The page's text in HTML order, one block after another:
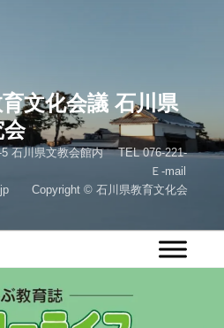
文化会議 石川県
会
5 石川県文教会館内 TEL 076-221-
222-0877 Ｅ-mail
Copyright © 石川県教育文化会